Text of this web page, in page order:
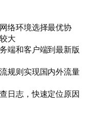
络环境选择最优协
大
端和客户端到最新版
规则实现国内外流量
日志，快速定位原因